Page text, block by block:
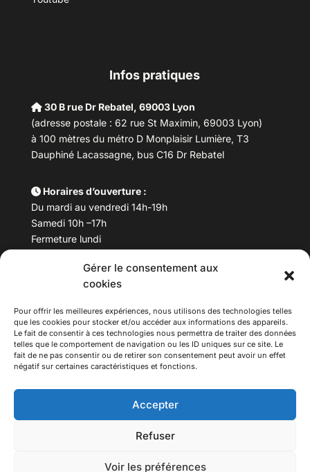
Gérer le consentement aux
cookies
Pour offrir les meilleures expériences, nous utilisons des technologies telles
que les cookies pour stocker et/ou accéder aux informations des appareils.
Le fait de consentir à ces technologies nous permettra de traiter des données
telles que le comportement de navigation ou les ID uniques sur ce site. Le
fait de ne pas consentir ou de retirer son consentement peut avoir un effet
négatif sur certaines caractéristiques et fonctions.
Accepter
Refuser
Voir les préférences
Infos pratiques
30 B rue Dr Rebatel, 69003 Lyon
(adresse postale : 62 rue St Maximin, 69003 Lyon)
à 100 mètres du métro D Monplaisir Lumière, T3
Dauphiné Lacassagne, bus C16 Dr Rebatel
Horaires d’ouverture :
Du mardi au vendredi 14h-19h
Samedi 10h –17h
Fermeture lundi
Téléphone : 04 78 53 06 40
maisondesculturesasiatiques@asiexpo.com